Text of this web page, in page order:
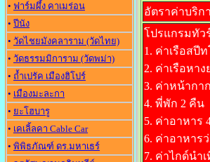
• ฟาร์มผึ้ง คาเมร่อน
• ปีนัง
• วัดไชยมังคลาราม (วัดไทย)
• วัดธรรมมิการาม (วัดพม่า)
• ถ้ำเปรัค เมืองฮิโปร์
• เมืองมะละกา
• ยะโฮบารู
• เคเลิ้ลคา Cable Car
• พิพิธภัณฑ์ ดร.มหาเธร์
อัตราค่าบริก
โปรแกรมทัว
1. ค่าเรือสปี
2. ค่าเรือหา
3. ค่าหน้ากา
4. พี่พัก 2 คืน
5. ค่าอาหาร
6. ค่าอาหาร
7. ค่าไกด์นำ